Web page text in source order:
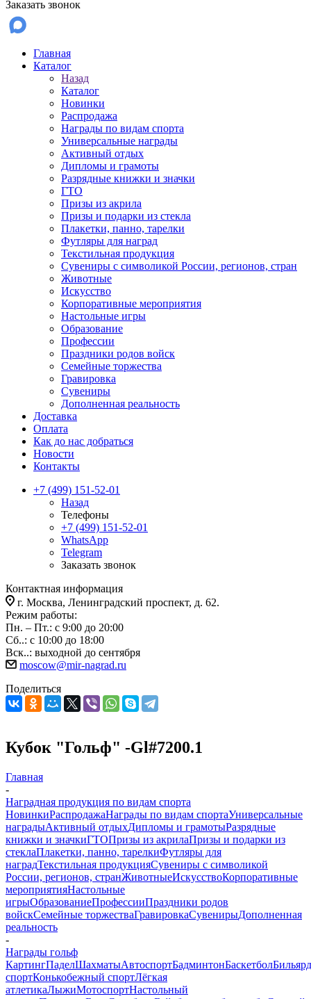
Заказать звонок
Главная
Каталог
Назад
Каталог
Новинки
Распродажа
Награды по видам спорта
Универсальные награды
Активный отдых
Дипломы и грамоты
Разрядные книжки и значки
ГТО
Призы из акрила
Призы и подарки из стекла
Плакетки, панно, тарелки
Футляры для наград
Текстильная продукция
Сувениры с символикой России, регионов, стран
Животные
Искусство
Корпоративные мероприятия
Настольные игры
Образование
Профессии
Праздники родов войск
Семейные торжества
Гравировка
Сувениры
Дополненная реальность
Доставка
Оплата
Как до нас добраться
Новости
Контакты
+7 (499) 151-52-01
Назад
Телефоны
+7 (499) 151-52-01
WhatsApp
Telegram
Заказать звонок
Контактная информация
г. Москва, Ленинградский проспект, д. 62.
Режим работы:
Пн. – Пт.: с 9:00 до 20:00
Сб..: с 10:00 до 18:00
Вск..: выходной до сентября
moscow@mir-nagrad.ru
Поделиться
Кубок "Гольф" -Gl#7200.1
Главная
-
Наградная продукция по видам спорта
НовинкиРаспродажаНаграды по видам спортаУниверсальные
наградыАктивный отдыхДипломы и грамотыРазрядные
книжки и значкиГТОПризы из акрилаПризы и подарки из
стеклаПлакетки, панно, тарелкиФутляры для
наградТекстильная продукцияСувениры с символикой
России, регионов, странЖивотныеИскусствоКорпоративные
мероприятияНастольные
игрыОбразованиеПрофессииПраздники родов
войскСемейные торжестваГравировкаСувенирыДополненная
реальность
-
Награды гольф
КартингПаделШахматыАвтоспортБадминтонБаскетболБильярд
спортКонькобежный спортЛёгкая
атлетикаЛыжиМотоспортНастольный